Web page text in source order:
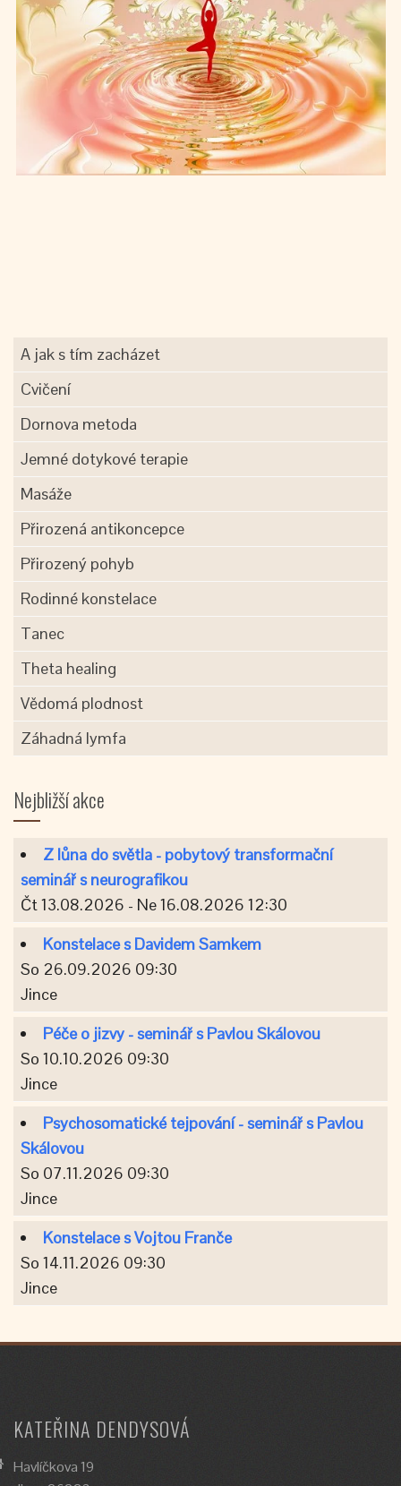
A jak s tím zacházet
Cvičení
Dornova metoda
Jemné dotykové terapie
Masáže
Přirozená antikoncepce
Přirozený pohyb
Rodinné konstelace
Tanec
Theta healing
Vědomá plodnost
Záhadná lymfa
Nejbližší akce
Z lůna do světla - pobytový transformační
seminář s neurografikou
Čt 13.08.2026 - Ne 16.08.2026 12:30
Konstelace s Davidem Samkem
So 26.09.2026 09:30
Jince
Péče o jizvy - seminář s Pavlou Skálovou
So 10.10.2026 09:30
Jince
Psychosomatické tejpování - seminář s Pavlou
Skálovou
So 07.11.2026 09:30
Jince
Konstelace s Vojtou Franče
So 14.11.2026 09:30
Jince
KATEŘINA DENDYSOVÁ
Havlíčkova 19